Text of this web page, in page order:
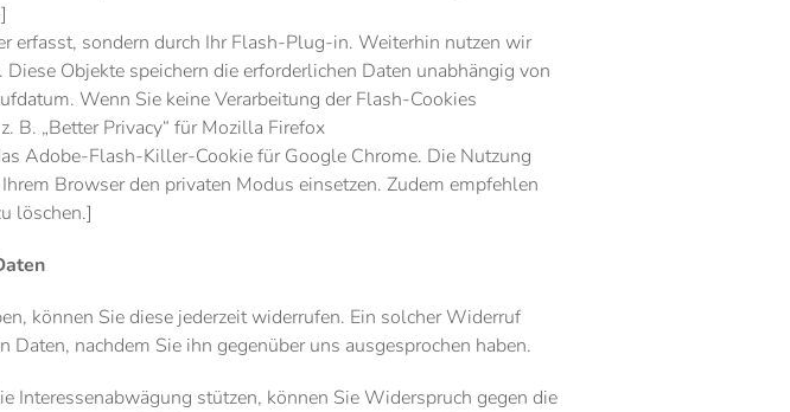
erfasst, sondern durch Ihr Flash-Plug-in. Weiterhin nutzen wir
Objekte speichern die erforderlichen Daten unabhängig von
Wenn Sie keine Verarbeitung der Flash-Cookies
B. „Better Privacy“ für Mozilla Firefox
Adobe-Flash-Killer-Cookie für Google Chrome. Die Nutzung
Browser den privaten Modus einsetzen. Zudem empfehlen
löschen.]
können Sie diese jederzeit widerrufen. Ein solcher Widerruf
nachdem Sie ihn gegenüber uns ausgesprochen haben.
Interessenabwägung stützen, können Sie Widerspruch gegen die